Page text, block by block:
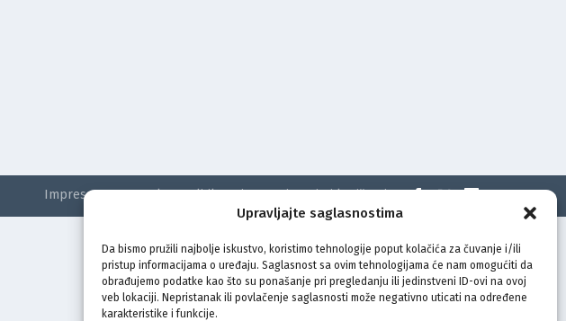
Upravljajte saglasnostima
Da bismo pružili najbolje iskustvo, koristimo tehnologije poput kolačića za čuvanje i/ili
pristup informacijama o uređaju. Saglasnost sa ovim tehnologijama će nam omogućiti da
obrađujemo podatke kao što su ponašanje pri pregledanju ili jedinstveni ID-ovi na ovoj
veb lokaciji. Nepristanak ili povlačenje saglasnosti može negativno uticati na određene
karakteristike i funkcije.
Impressum Kontakt Politika privatnosti Uvjeti korištenja